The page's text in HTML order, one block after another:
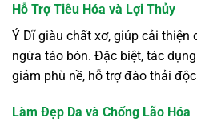
Hỗ Trợ Tiêu Hóa và Lợi Thủy
Ý Dĩ giàu chất xơ, giúp cải thiện
ngừa táo bón. Đặc biệt, tác
giảm phù nề, hỗ trợ đào thải
Làm Đẹp Da và Chống Lão Hóa